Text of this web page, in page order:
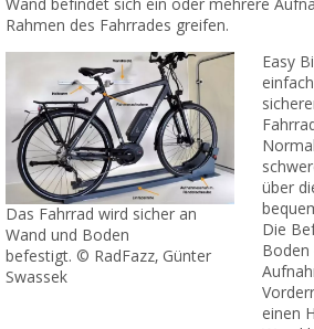
Wand befindet sich ein oder mehrere
Rahmen des Fahrrades greifen.
Das Fahrrad wird sicher an
Wand und Boden
befestigt. © RadFazz, Günter
Swassek
Easy
über
Die
Boden
einen